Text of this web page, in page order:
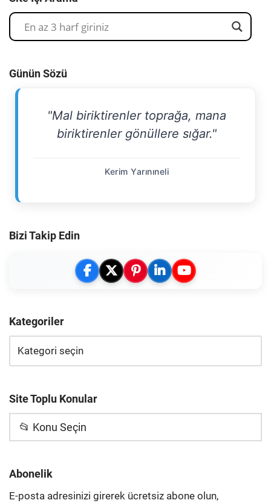
Günün Sözü
"Mal biriktirenler toprağa, mana
biriktirenler gönüllere sığar."
Kerim Yarınıneli
Bizi Takip Edin
Kategoriler
Site Toplu Konular
📂 Konu Seçin
Abonelik
E-posta adresinizi girerek ücretsiz abone olun,